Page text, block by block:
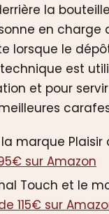
la
en charge
lorsque le
est
et pour
marque Plaisir
sur Amazon
Touch et le
115€ sur